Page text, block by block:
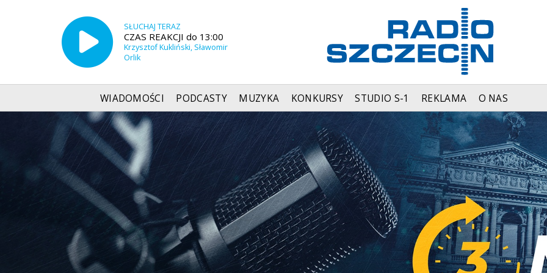
SŁUCHAJ TERAZ
CZAS REAKCJI do 13:00
Krzysztof Kukliński, Sławomir
Orlik
WIADOMOŚCI PODCASTY MUZYKA KONKURSY STUDIO S-1 REKLAMA O NAS